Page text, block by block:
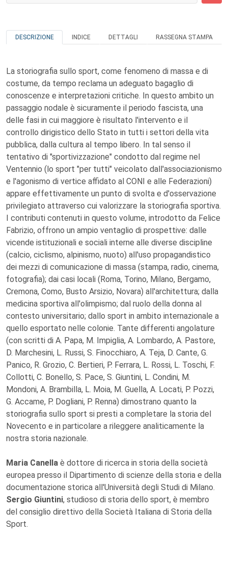
DESCRIZIONE INDICE DETTAGLI RASSEGNA STAMPA
La storiografia sullo sport, come fenomeno di massa e di
costume, da tempo reclama un adeguato bagaglio di
conoscenze e interpretazioni critiche. In questo ambito un
passaggio nodale è sicuramente il periodo fascista, una
delle fasi in cui maggiore è risultato l'intervento e il
controllo dirigistico dello Stato in tutti i settori della vita
pubblica, dalla cultura al tempo libero. In tal senso il
tentativo di "sportivizzazione" condotto dal regime nel
Ventennio (lo sport "per tutti" veicolato dall'associazionismo
e l'agonismo di vertice affidato al CONI e alle Federazioni)
appare effettivamente un punto di svolta e d'osservazione
privilegiato attraverso cui valorizzare la storiografia sportiva.
I contributi contenuti in questo volume, introdotto da Felice
Fabrizio, offrono un ampio ventaglio di prospettive: dalle
vicende istituzionali e sociali interne alle diverse discipline
(calcio, ciclismo, alpinismo, nuoto) all'uso propagandistico
dei mezzi di comunicazione di massa (stampa, radio, cinema,
fotografia); dai casi locali (Roma, Torino, Milano, Bergamo,
Cremona, Como, Busto Arsizio, Novara) all'architettura; dalla
medicina sportiva all'olimpismo; dal ruolo della donna al
contesto universitario; dallo sport in ambito internazionale a
quello esportato nelle colonie. Tante differenti angolature
(con scritti di A. Papa, M. Impiglia, A. Lombardo, A. Pastore,
D. Marchesini, L. Russi, S. Finocchiaro, A. Teja, D. Cante, G.
Panico, R. Grozio, C. Bertieri, P. Ferrara, L. Rossi, L. Toschi, F.
Collotti, C. Bonello, S. Pace, S. Giuntini, L. Condini, M.
Mondoni, A. Brambilla, L. Moia, M. Guella, A. Locati, P. Pozzi,
G. Accame, P. Dogliani, P. Renna) dimostrano quanto la
storiografia sullo sport si presti a completare la storia del
Novecento e in particolare a rileggere analiticamente la
nostra storia nazionale.
Maria Canella è dottore di ricerca in storia della società
europea presso il Dipartimento di scienze della storia e della
documentazione storica all'Università degli Studi di Milano.
Sergio Giuntini, studioso di storia dello sport, è membro
del consiglio direttivo della Società Italiana di Storia della
Sport.